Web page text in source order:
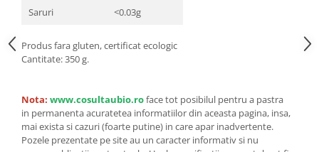
Saruri
<0.03g
Produs fara gluten, certificat ecologic
Cantitate: 350 g.
Nota: www.cosultaubio.roface tot posibilul pentru a pastra
in permanenta acuratetea informatiilor din aceasta pagina, insa,
mai exista si cazuri (foarte putine) in care apar inadvertente.
Pozele prezentate pe site au un caracter informativ si nu